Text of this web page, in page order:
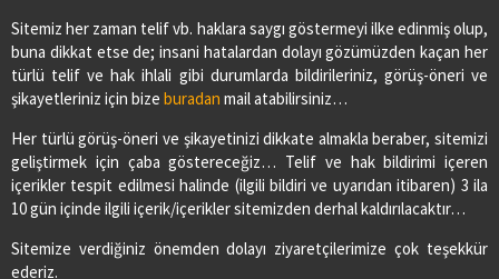
Sitemiz her zaman telif vb. haklara saygı göstermeyi ilke edinmiş olup,
buna dikkat etse de; insani hatalardan dolayı gözümüzden kaçan her
türlü telif ve hak ihlali gibi durumlarda bildirileriniz, görüş-öneri ve
şikayetleriniz için bize buradan mail atabilirsiniz…
Her türlü görüş-öneri ve şikayetinizi dikkate almakla beraber, sitemizi
geliştirmek için çaba göstereceğiz… Telif ve hak bildirimi içeren
içerikler tespit edilmesi halinde (ilgili bildiri ve uyarıdan itibaren) 3 ila
10 gün içinde ilgili içerik/içerikler sitemizden derhal kaldırılacaktır…
Sitemize verdiğiniz önemden dolayı ziyaretçilerimize çok teşekkür
ederiz.